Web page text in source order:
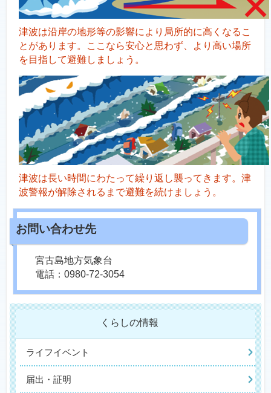
津波は沿岸の地形等の影響により局所的に高くなるこ
とがあります。ここなら安心と思わず、より高い場所
を目指して避難しましょう。
津波は長い時間にわたって繰り返し襲ってきます。津
波警報が解除されるまで避難を続けましょう。
宮古島地方気象台
電話：0980-72-3054
くらしの情報
ライフイベント
届出・証明